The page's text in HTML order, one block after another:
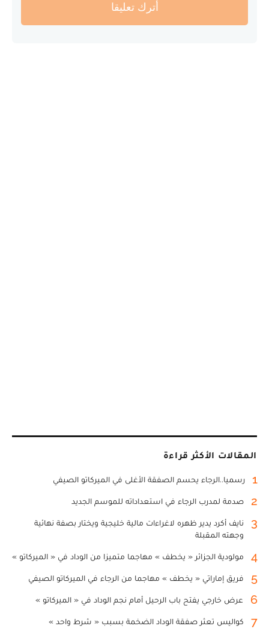
أترك تعليقا
المقالات الأكثر قراءة
1 رسميا..الرجاء يحسم الصفقة الأغلى في الميركاتو الصيفي
2 صدمة لمدرب الرجاء في استعداداته للموسم الجديد
3
نايف أكرد يدير ظهره لاغراءات مالية خليجية ويختار بصفة نهائية
وجهته المقبلة
4 مولودية الجزائر « يخطف » مهاجما متميزا من الوداد في « الميركاتو »
5 فريق إماراتي « يخطف » مهاجما من الرجاء في الميركاتو الصيفي
6 عرض خارجي يفتح باب الرحيل أمام نجم الوداد في « الميركاتو »
7 كواليس تعثر صفقة الوداد الضخمة بسبب « شرط واحد »